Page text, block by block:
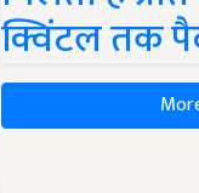
क्विंटल तक